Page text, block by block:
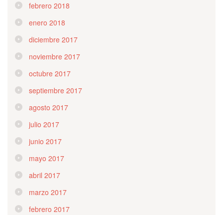
febrero 2018
enero 2018
diciembre 2017
noviembre 2017
octubre 2017
septiembre 2017
agosto 2017
julio 2017
junio 2017
mayo 2017
abril 2017
marzo 2017
febrero 2017